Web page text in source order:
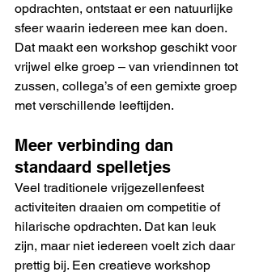
opdrachten, ontstaat er een natuurlijke
sfeer waarin iedereen mee kan doen.
Dat maakt een workshop geschikt voor
vrijwel elke groep – van vriendinnen tot
zussen, collega’s of een gemixte groep
met verschillende leeftijden.
Meer verbinding dan
standaard spelletjes
Veel traditionele vrijgezellenfeest
activiteiten draaien om competitie of
hilarische opdrachten. Dat kan leuk
zijn, maar niet iedereen voelt zich daar
prettig bij. Een creatieve workshop